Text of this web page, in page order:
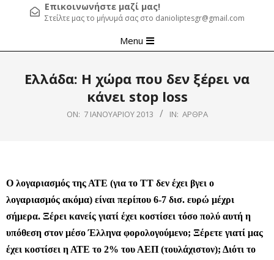
Επικοινωνήστε μαζί μας!
Στείλτε μας το μήνυμά σας στο danioliptesgr@gmail.com
Navigation
Menu
Ελλάδα: Η χώρα που δεν ξέρει να
κάνει stop loss
ON: 7 ΙΑΝΟΥΑΡΊΟΥ 2013 IN: ΆΡΘΡΑ
Ο λογαριασμός της ΑΤΕ (για το ΤΤ δεν έχει βγει ο
λογαριασμός ακόμα) είναι περίπου 6-7 δισ. ευρώ μέχρι
σήμερα. Ξέρει κανείς γιατί έχει κοστίσει τόσο πολύ αυτή η
υπόθεση στον μέσο Έλληνα φορολογούμενο; Ξέρετε γιατί μας
έχει κοστίσει η ΑΤΕ το 2% του ΑΕΠ (τουλάχιστον); Διότι το